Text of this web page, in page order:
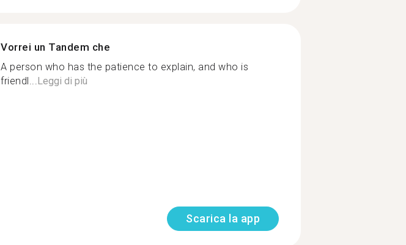
Vorrei un Tandem che
A person who has the patience to explain, and who is
friendl...Leggi di più
Scarica la app